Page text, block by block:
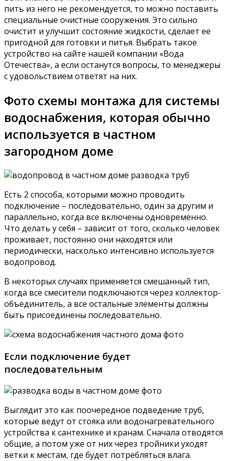
пить из него не рекомендуется, то можно поставить
специальные очистные сооружения. Это сильно
очистит и улучшит состояние жидкости, сделает ее
пригодной для готовки и питья. Выбрать такое
устройство на сайте нашей компании «Вода
Отечества», а если останутся вопросы, то менеджеры
с удовольствием ответят на них.
Фото схемы монтажа для системы
водоснабжения, которая обычно
используется в частном
загородном доме
Есть 2 способа, которыми можно проводить
подключение – последовательно, один за другим и
параллельно, когда все включены одновременно.
Что делать у себя – зависит от того, сколько человек
проживает, постоянно они находятся или
периодически, насколько интенсивно используется
водопровод.
В некоторых случаях применяется смешанный тип,
когда все смесители подключаются через коллектор-
объединитель, а все остальные элементы должны
быть присоединены последовательно.
Если подключение будет
последовательным
Выглядит это как поочередное подведение труб,
которые ведут от стояка или водонагревательного
устройства к сантехнике и кранам. Сначала отводятся
общие, а потом уже от них через тройники уходят
ветки к местам, где будет потребляться влага.